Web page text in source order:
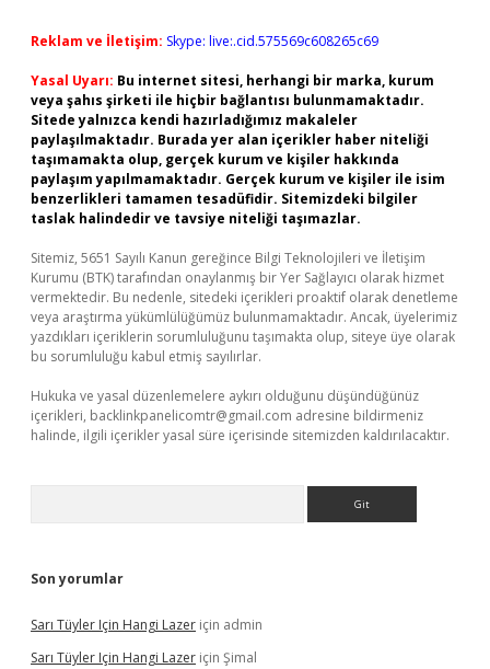
Reklam ve İletişim: Skype: live:.cid.575569c608265c69
Yasal Uyarı: Bu internet sitesi, herhangi bir marka, kurum
veya şahıs şirketi ile hiçbir bağlantısı bulunmamaktadır.
Sitede yalnızca kendi hazırladığımız makaleler
paylaşılmaktadır. Burada yer alan içerikler haber niteliği
taşımamakta olup, gerçek kurum ve kişiler hakkında
paylaşım yapılmamaktadır. Gerçek kurum ve kişiler ile isim
benzerlikleri tamamen tesadüfidir. Sitemizdeki bilgiler
taslak halindedir ve tavsiye niteliği taşımazlar.
Sitemiz, 5651 Sayılı Kanun gereğince Bilgi Teknolojileri ve İletişim
Kurumu (BTK) tarafından onaylanmış bir Yer Sağlayıcı olarak hizmet
vermektedir. Bu nedenle, sitedeki içerikleri proaktif olarak denetleme
veya araştırma yükümlülüğümüz bulunmamaktadır. Ancak, üyelerimiz
yazdıkları içeriklerin sorumluluğunu taşımakta olup, siteye üye olarak
bu sorumluluğu kabul etmiş sayılırlar.
Hukuka ve yasal düzenlemelere aykırı olduğunu düşündüğünüz
içerikleri, backlinkpanelicomtr@gmail.com adresine bildirmeniz
halinde, ilgili içerikler yasal süre içerisinde sitemizden kaldırılacaktır.
Son yorumlar
Sarı Tüyler Için Hangi Lazer için admin
Sarı Tüyler Için Hangi Lazer için Şimal